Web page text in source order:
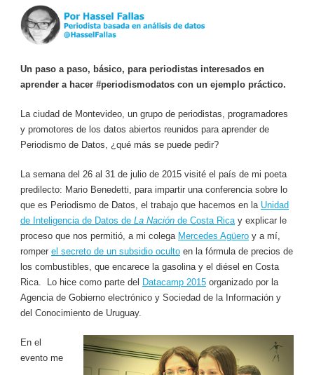
Un paso a paso, básico, para periodistas interesados en
aprender a hacer #periodismodatos con un ejemplo práctico.
La ciudad de Montevideo, un grupo de periodistas, programadores
y promotores de los datos abiertos reunidos para aprender de
Periodismo de Datos, ¿qué más se puede pedir?
La semana del 26 al 31 de julio de 2015 visité el país de mi poeta
predilecto: Mario Benedetti, para impartir una conferencia sobre lo
que es Periodismo de Datos, el trabajo que hacemos en la Unidad
de Inteligencia de Datos de La Nación de Costa Ricay explicar le
proceso que nos permitió, a mi colega Mercedes Agüero y a mí,
romper el secreto de un subsidio oculto en la fórmula de precios de
los combustibles, que encarece la gasolina y el diésel en Costa
Rica. Lo hice como parte del Datacamp 2015 organizado por la
Agencia de Gobierno electrónico y Sociedad de la Información y
del Conocimiento de Uruguay.
En el
evento me